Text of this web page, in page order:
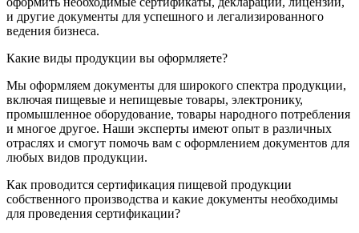
и другие документы для успешного и легализированного
ведения бизнеса.
Какие виды продукции вы оформляете?
Мы оформляем документы для широкого спектра продукции,
включая пищевые и непищевые товары, электронику,
промышленное оборудование, товары народного потребления
и многое другое. Наши эксперты имеют опыт в различных
отраслях и смогут помочь вам с оформлением документов для
любых видов продукции.
Как проводится сертификация пищевой продукции
собственного производства и какие документы необходимы
для проведения сертификации?